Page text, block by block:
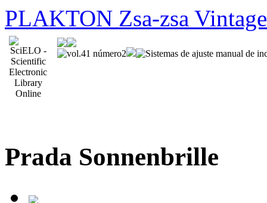
PLAKTON Zsa-zsa
Prada Sonnenbrille